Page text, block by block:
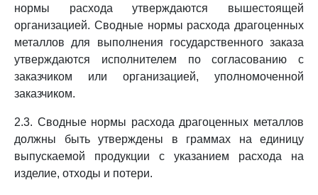
нормы расхода утверждаются вышестоящей
организацией. Сводные нормы расхода драгоценных
металлов для выполнения государственного заказа
утверждаются исполнителем по согласованию с
заказчиком или организацией, уполномоченной
заказчиком.
2.3. Сводные нормы расхода драгоценных металлов
должны быть утверждены в граммах на единицу
выпускаемой продукции с указанием расхода на
изделие, отходы и потери.